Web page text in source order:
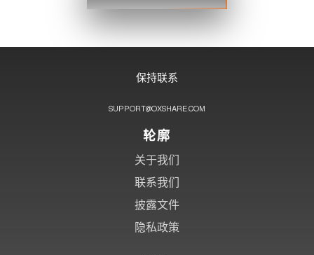
保持联系
SUPPORT@OXSHARE.COM
轮廓
关于我们
联系我们
披露文件
隐私政策